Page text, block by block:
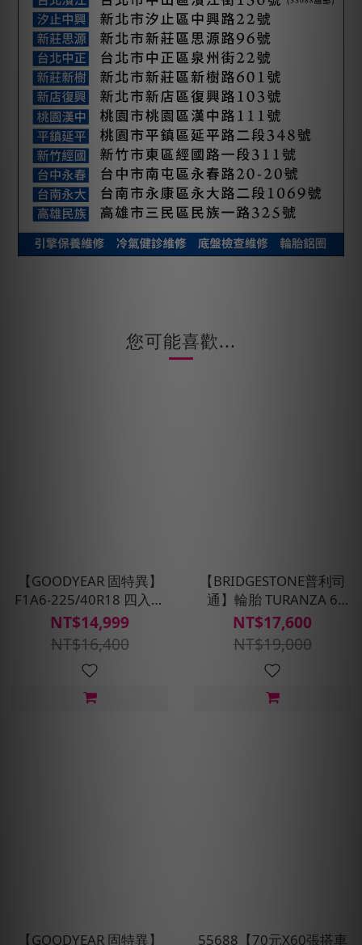
您可能喜歡...
【GOODYEAR 固特異】
F1A6-225/40R18 四入組
輪胎 (超高性能操控胎)含安
裝定位平衡
NT$14,999
NT$16,400
【BRIDGESTONE普利司
通】輪胎 TURANZA 6
-205/50R17_四入組(含安
裝定位平衡)
NT$17,600
NT$19,000
【GOODYEAR 固特異】
55688【70元X60張搭車